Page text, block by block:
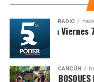
Unirme
priorizando la atención
es ampliamente
movimiento ciudadano
exigiendo soluciones
hídrico en los
Playa del Carmen y
RADIO
Matutina Viernes
CANCÚN
LOS BOSQUES ES